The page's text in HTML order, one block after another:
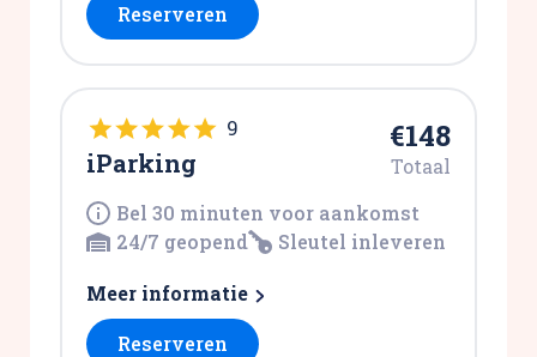
Reserveren
9
iParking
€148
Totaal
Bel 30 minuten voor aankomst
24/7 geopend
Sleutel inleveren
Meer informatie
Reserveren